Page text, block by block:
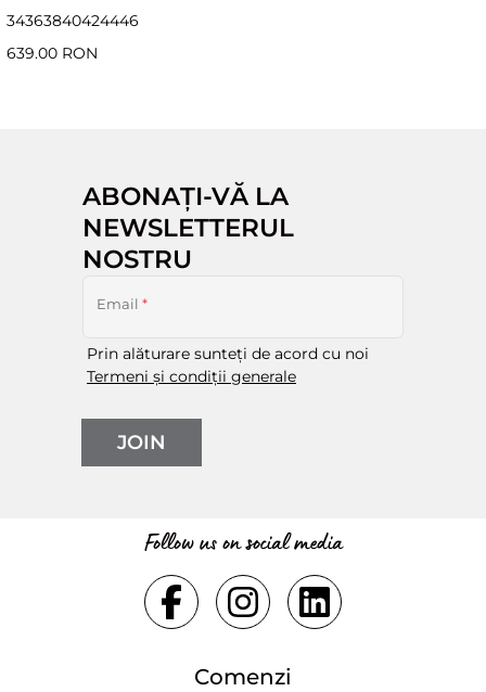
34363840424446
639.00 RON
ABONAȚI-VĂ LA
NEWSLETTERUL
NOSTRU
Email *
Prin alăturare sunteți de acord cu noi
Termeni și condiții generale
JOIN
Follow us on social media
Comenzi